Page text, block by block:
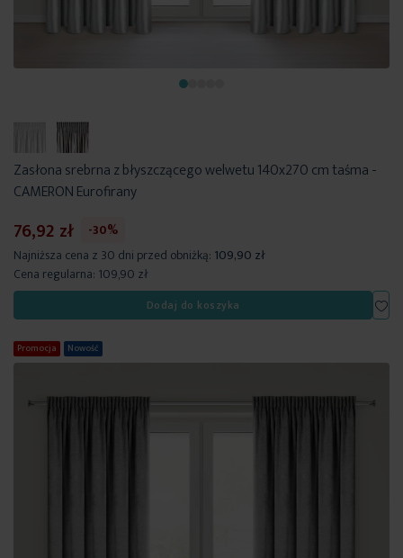
Zasłona srebrna z błyszczącego welwetu 140x270 cm taśma -
CAMERON Eurofirany
76,92 zł
-30%
Najniższa cena z 30 dni przed obniżką: 109,90 zł
Cena regularna: 109,90 zł
Dodaj do koszyka
Promocja Nowość